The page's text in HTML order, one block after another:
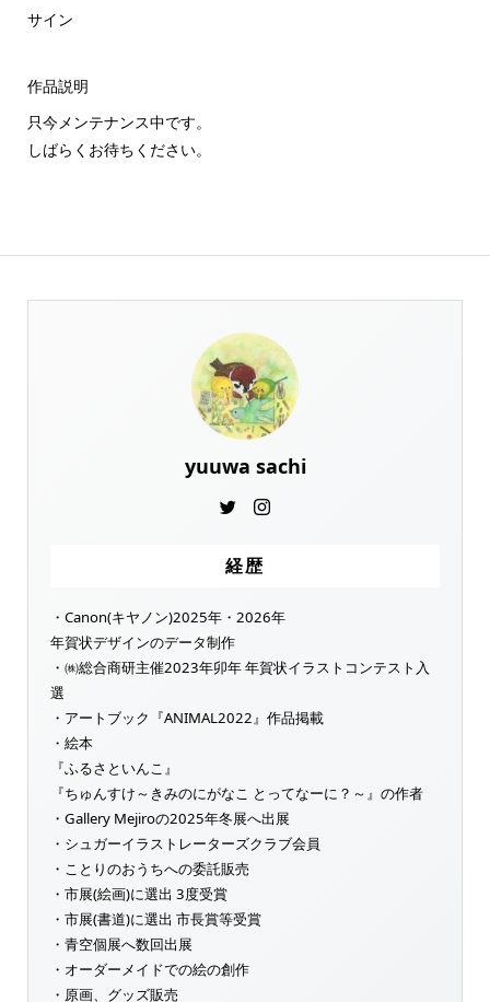
サイン
作品説明
只今メンテナンス中です。
しばらくお待ちください。
yuuwa sachi
経歴
・Canon(キヤノン)2025年・2026年
年賀状デザインのデータ制作
・㈱総合商研主催2023年卯年 年賀状イラストコンテスト入
選
・アートブック『ANIMAL2022』作品掲載
・絵本
『ふるさといんこ』
『ちゅんすけ～きみのにがなこ とってなーに？～』の作者
・Gallery Mejiroの2025年冬展へ出展
・シュガーイラストレーターズクラブ会員
・ことりのおうちへの委託販売
・市展(絵画)に選出 3度受賞
・市展(書道)に選出 市長賞等受賞
・青空個展へ数回出展
・オーダーメイドでの絵の創作
・原画、グッズ販売